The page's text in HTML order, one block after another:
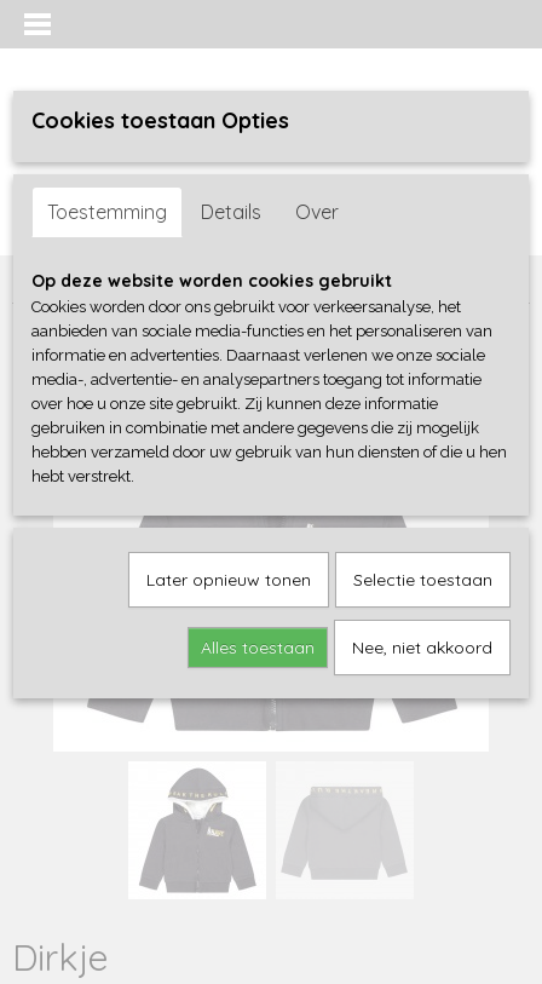
Inloggen Registreren
Home >Jongens baby>Jassen / Buitenpakken>
Dirkje
Cookies toestaan Opties
Toestemming Details Over
Op deze website worden cookies gebruikt
Cookies worden door ons gebruikt voor verkeersanalyse, het
aanbieden van sociale media-functies en het personaliseren van
informatie en advertenties. Daarnaast verlenen we onze sociale
media-, advertentie- en analysepartners toegang tot informatie
over hoe u onze site gebruikt. Zij kunnen deze informatie
gebruiken in combinatie met andere gegevens die zij mogelijk
hebben verzameld door uw gebruik van hun diensten of die u hen
hebt verstrekt.
Later opnieuw tonen Selectie toestaan
Alles toestaan Nee, niet akkoord